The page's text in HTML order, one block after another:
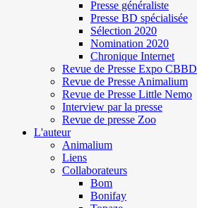
Presse généraliste
Presse BD spécialisée
Sélection 2020
Nomination 2020
Chronique Internet
Revue de Presse Expo CBBD
Revue de Presse Animalium
Revue de Presse Little Nemo
Interview par la presse
Revue de presse Zoo
L'auteur
Animalium
Liens
Collaborateurs
Bom
Bonifay